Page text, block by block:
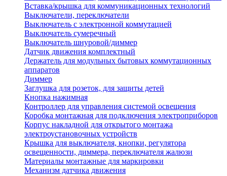
Вставка/крышка для коммуникационных технологий
Выключатели, переключатели
Выключатель с электронной коммутацией
Выключатель сумеречный
Выключатель шнуровой/диммер
Датчик движения комплектный
Держатель для модульных бытовых коммутационных
аппаратов
Диммер
Заглушка для розеток, для защиты детей
Кнопка нажимная
Контроллер для управления системой освещения
Коробка монтажная для подключения электроприборов
Корпус накладной для открытого монтажа
электроустановочных устройств
Крышка для выключателя, кнопки, регулятора
освещенности, диммера, переключателя жалюзи
Материалы монтажные для маркировки
Механизм датчика движения